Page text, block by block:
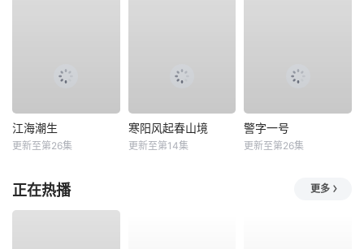
江海潮生
更新至第26集
寒阳风起春山境
更新至第14集
警字一号
更新至第26集
正在热播 更多